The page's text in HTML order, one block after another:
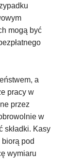
mogą być
a
pracy w
przez
w
składki. Kasy
pod
wymiaru